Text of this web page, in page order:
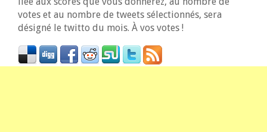
votes et au nombre de tweets sélectionnés, sera
désigné le twitto du mois. À vos votes !